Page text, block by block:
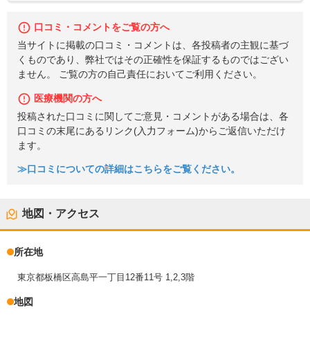
口コミ・コメントをご覧の方へ
当サイトに掲載の口コミ・コメントは、各投稿者の主観に基づ
くものであり、弊社ではその正確性を保証するものではござい
ません。 ご覧の方の自己責任においてご利用ください。
医療機関の方へ
投稿された口コミに関してご意見・コメントがある場合は、各
口コミの末尾にあるリンク(入力フォーム)からご返信いただけ
ます。
≫口コミについての詳細はこちらをご覧ください。
地図・アクセス
所在地
東京都板橋区高島平一丁目12番11号 1,2,3階
地図